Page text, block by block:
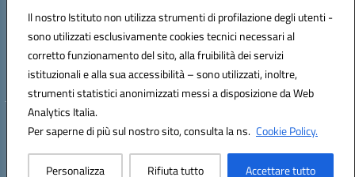
Il nostro Istituto non utilizza strumenti di profilazione degli utenti -
sono utilizzati esclusivamente cookies tecnici necessari al
corretto funzionamento del sito, alla fruibilità dei servizi
istituzionali e alla sua accessibilità – sono utilizzati, inoltre,
strumenti statistici anonimizzati messi a disposizione da Web
Analytics Italia.
Per saperne di più sul nostro sito, consulta la ns. Cookie Policy.
Personalizza Rifiuta tutto Accettare tutto
Istituto Comprensivo Statale
Via Cupa Campanariello, 5 - 80059, Torre del Greco (NA)
Tel. +39 0818834377 - Fax +39 0818834377 - Cod.Fisc. 95170530638
Email: naic8df00a@istruzione.it - PEC: naic8df00a@pec.istruzione.it
Hosting & Powered by 3D Solution S.r.l.
Concept & Design by Designers Italia